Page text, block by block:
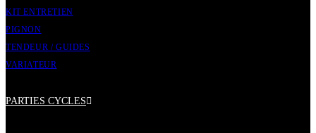
KIT ENTRETIEN
PIGNON
TENDEUR / GUIDES
VARIATEUR
PARTIES CYCLES